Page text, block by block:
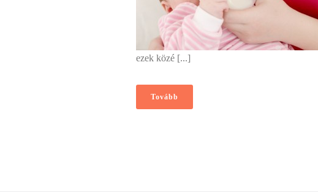
ezek közé [...]
Tovább